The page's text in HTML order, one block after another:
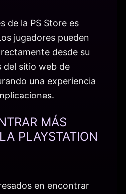
de la PS Store es
jugadores pueden
desde su
del sitio web de
una experiencia
MÁS
PLAYSTATION
en encontrar